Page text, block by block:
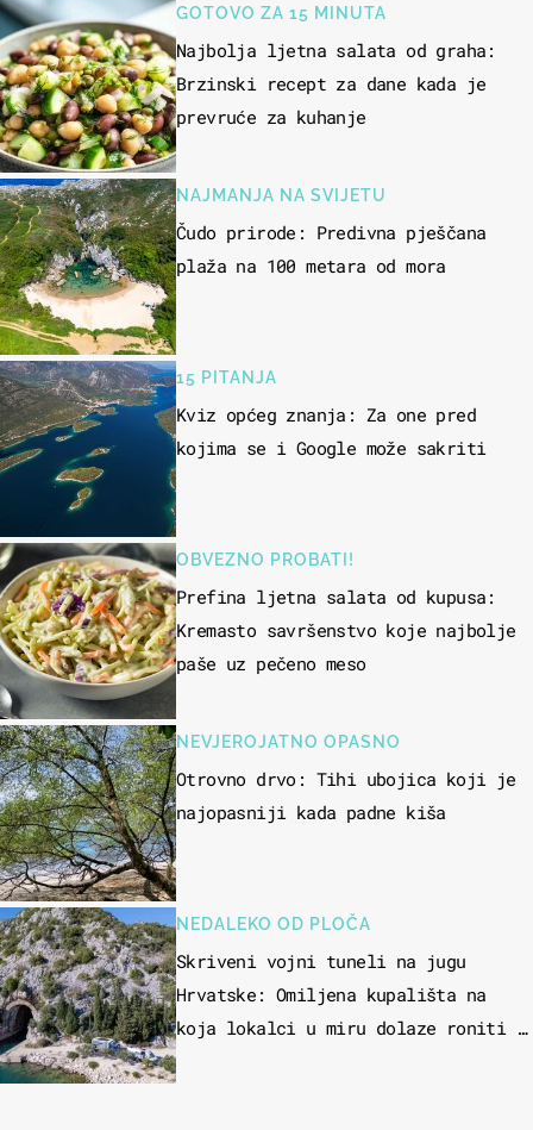
GOTOVO ZA 15 MINUTA
Najbolja ljetna salata od graha:
Brzinski recept za dane kada je
prevruće za kuhanje
NAJMANJA NA SVIJETU
Čudo prirode: Predivna pješčana
plaža na 100 metara od mora
15 PITANJA
Kviz općeg znanja: Za one pred
kojima se i Google može sakriti
OBVEZNO PROBATI!
Prefina ljetna salata od kupusa:
Kremasto savršenstvo koje najbolje
paše uz pečeno meso
NEVJEROJATNO OPASNO
Otrovno drvo: Tihi ubojica koji je
najopasniji kada padne kiša
NEDALEKO OD PLOČA
Skriveni vojni tuneli na jugu
Hrvatske: Omiljena kupališta na
koja lokalci u miru dolaze roniti i